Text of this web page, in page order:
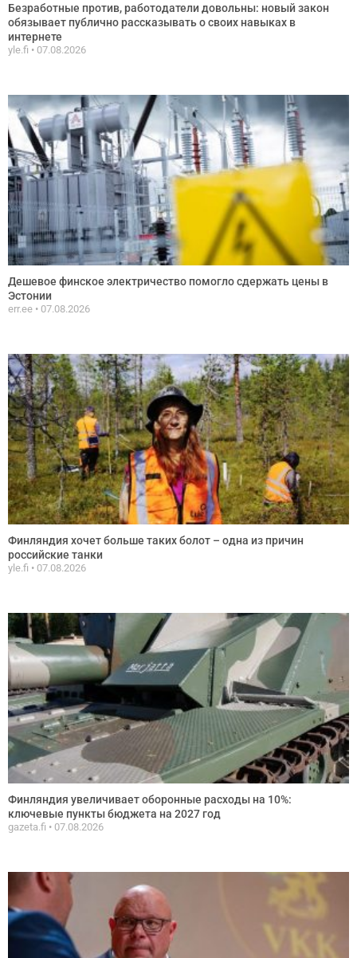
Безработные против, работодатели довольны: новый закон
обязывает публично рассказывать о своих навыках в
интернете
yle.fi 07.08.2026
Дешевое финское электричество помогло сдержать цены в
Эстонии
err.ee 07.08.2026
Финляндия хочет больше таких болот – одна из причин
российские танки
yle.fi 07.08.2026
Финляндия увеличивает оборонные расходы на 10%:
ключевые пункты бюджета на 2027 год
gazeta.fi 07.08.2026